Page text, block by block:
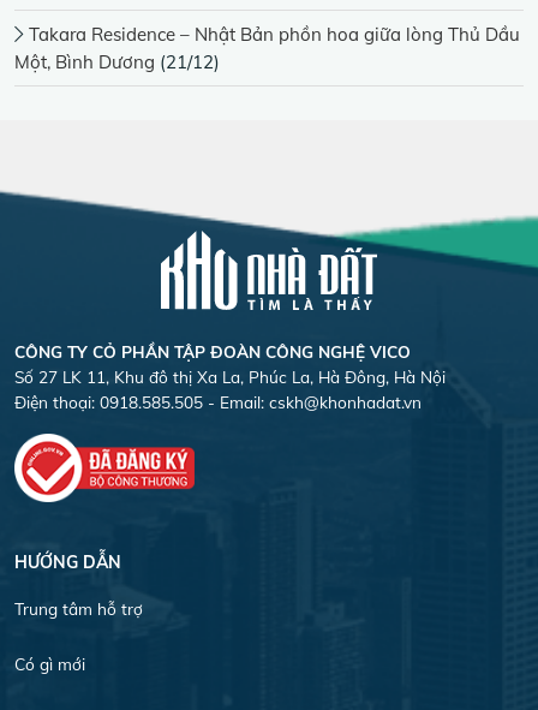
Takara Residence – Nhật Bản phồn hoa giữa lòng Thủ Dầu
Một, Bình Dương (21/12)
CÔNG TY CỎ PHẦN TẬP ĐOÀN CÔNG NGHỆ VICO
Số 27 LK 11, Khu đô thị Xa La, Phúc La, Hà Đông, Hà Nội
Điện thoại: 0918.585.505 - Email: cskh@khonhadat.vn
HƯỚNG DẪN
Trung tâm hỗ trợ
Có gì mới